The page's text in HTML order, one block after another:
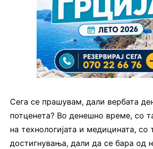
Сега се прашувам, дали вербата
потценета? Во денешно време, со
на технологијата и медицината, со
достигнувања, дали да се бара од